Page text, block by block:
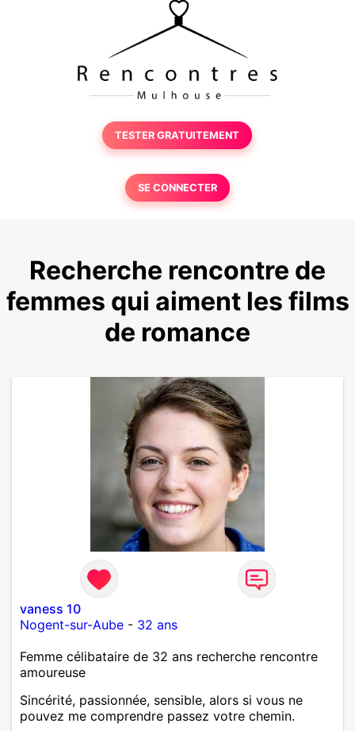
TESTER GRATUITEMENT
SE CONNECTER
Recherche rencontre de
femmes qui aiment les films
de romance
vaness 10
Nogent-sur-Aube - 32 ans
Femme célibataire de 32 ans recherche rencontre
amoureuse
Sincérité, passionnée, sensible, alors si vous ne
pouvez me comprendre passez votre chemin.